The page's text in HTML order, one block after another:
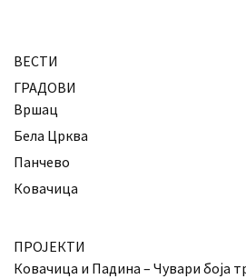
ВЕСТИ
ГРАДОВИ
Вршац
Бела Црква
Панчево
Ковачица
ПРОЈЕКТИ
Ковачица и Падина – Чувари боја